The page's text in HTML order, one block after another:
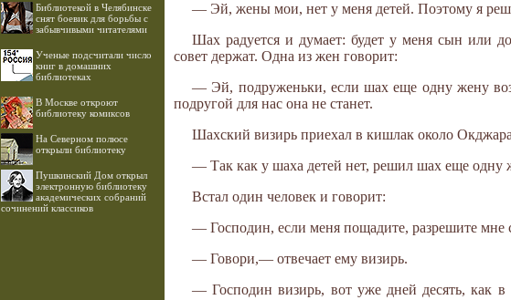
Библиотекой в Челябинске
снят боевик для борьбы с
забывчивыми читателями
Ученые подсчитали число
книг в домашних
библиотеках
В Москве откроют
библиотеку комиксов
На Северном полюсе
открыли библиотеку
Пушкинский Дом открыл
электронную библиотеку
академических собраний
сочинений классиков
— Эй, жены мои, нет у меня детей. Поэтому я
Шах радуется и думает: будет у меня сын или
совет держат. Одна из жен говорит:
— Эй, подруженьки, если шах еще одну жену
подругой для нас она не станет.
Шахский визирь приехал в кишлак около
— Так как у шаха детей нет, решил шах еще одну
Встал один человек и говорит:
— Господин, если меня пощадите, разрешите мне
— Говори,— отвечает ему визирь.
— Господин визирь, вот уже дней десять, как